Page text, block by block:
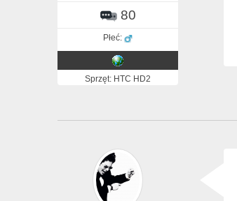
80
Płeć:
Sprzęt: HTC HD2